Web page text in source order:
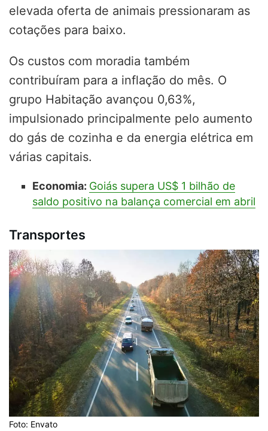
elevada oferta de animais pressionaram as
cotações para baixo.
Os custos com moradia também
contribuíram para a inflação do mês. O
grupo Habitação avançou 0,63%,
impulsionado principalmente pelo aumento
do gás de cozinha e da energia elétrica em
várias capitais.
Economia: Goiás supera US$ 1 bilhão de
saldo positivo na balança comercial em abril
Transportes
Foto: Envato